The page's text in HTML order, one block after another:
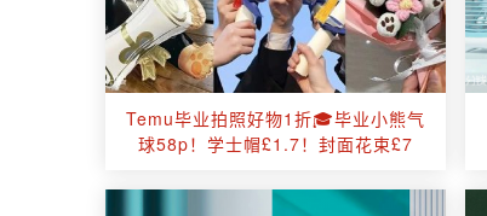
Temu毕业拍照好物1折🎓毕业小熊气
球58p！学士帽£1.7！封面花束£7